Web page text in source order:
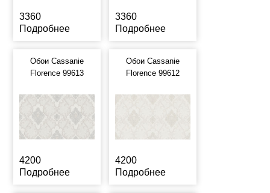
3360
Подробнее
3360
Подробнее
Обои Cassanie
Florence 99613
4200
Подробнее
Обои Cassanie
Florence 99612
4200
Подробнее